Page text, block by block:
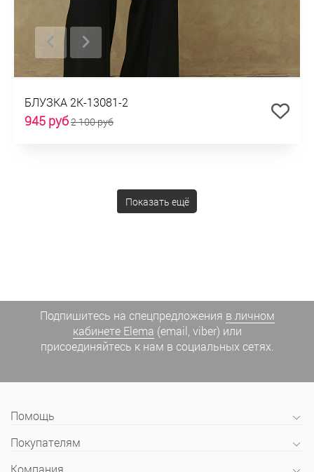
БЛУЗКА 2К-13081-2
945 руб2 100 руб
Показать ещё
Подпишитесь на спецпредложения в личном
кабинете Elema (email, viber) или
присоединяйтесь к нам в социальных сетях.
Помощь
Покупателям
Компания